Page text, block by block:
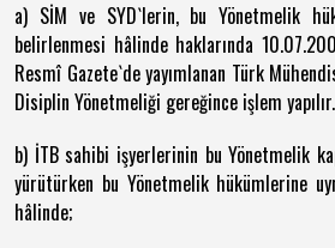
a) SİM ve SYD`lerin, bu Yönetmelik
belirlenmesi hâlinde haklarında
Resmî Gazete`de yayımlanan Türk
Disiplin Yönetmeliği gereğince işlem yapılır.
b) İTB sahibi işyerlerinin bu Yönetmelik
yürütürken bu Yönetmelik hükümlerine
hâlinde;